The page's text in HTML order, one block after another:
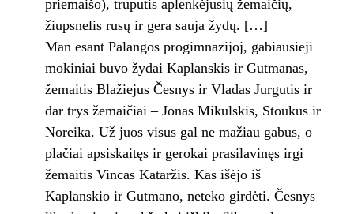
priemaišo), truputis aplenkėjusių žemaičių,
žiupsnelis rusų ir gera sauja žydų. […]
Man esant Palangos progimnazijoj, ga­biausieji
mokiniai buvo žydai Kaplanskis ir Gutmanas,
žemaitis Blažiejus Česnys ir Vla­das Jurgutis ir
dar trys žemaičiai – Jonas Mi­kulskis, Stoukus ir
Noreika. Už juos visus gal ne mažiau gabus, o
plačiai apsiskaitęs ir gero­kai prasilavinęs irgi
žemaitis Vincas Kataržis. Kas išėjo iš
Kaplanskio ir Gutmano, neteko girdėti. Česnys